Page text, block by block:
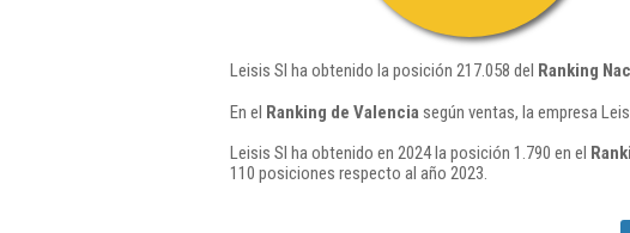
Leisis Sl ha obtenido la posición 217.058 del Ranking
En el Ranking de Valencia según ventas, la empresa
Leisis Sl ha obtenido en 2024 la posición 1.790 en el
110 posiciones respecto al año 2023.